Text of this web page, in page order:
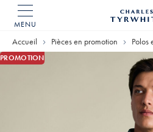
MENU
Tyrwhitt
Accueil Pièces en promotion Polos
PROMOTION